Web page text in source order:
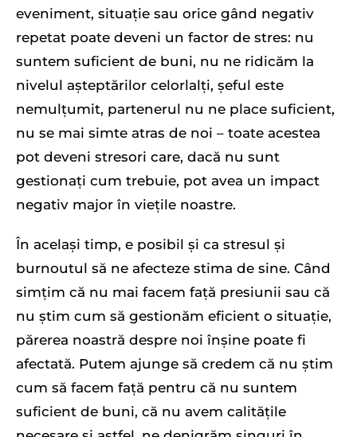
eveniment, situație sau orice gând negativ
repetat poate deveni un factor de stres: nu
suntem suficient de buni, nu ne ridicăm la
nivelul așteptărilor celorlalți, șeful este
nemulțumit, partenerul nu ne place suficient,
nu se mai simte atras de noi – toate acestea
pot deveni stresori care, dacă nu sunt
gestionați cum trebuie, pot avea un impact
negativ major în viețile noastre.
În același timp, e posibil și ca stresul și
burnoutul să ne afecteze stima de sine. Când
simțim că nu mai facem față presiunii sau că
nu știm cum să gestionăm eficient o situație,
părerea noastră despre noi înșine poate fi
afectată. Putem ajunge să credem că nu știm
cum să facem față pentru că nu suntem
suficient de buni, că nu avem calitățile